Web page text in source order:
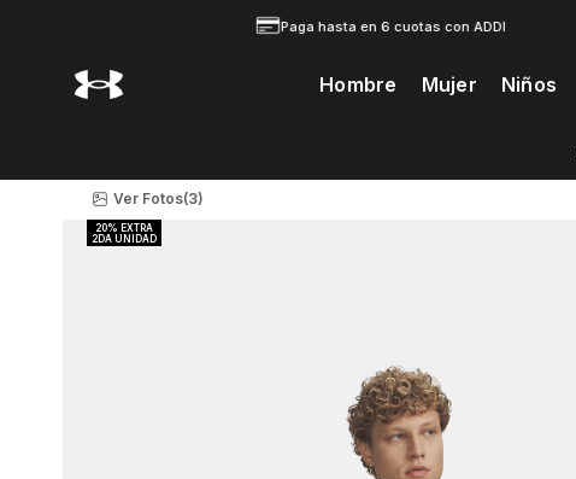
Paga hasta en 6 cuotas con ADDI
Hombre Mujer Niños
Ver Fotos(3)